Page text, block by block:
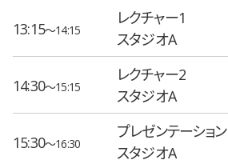
13:15〜14:15
レクチャー1
スタジオA
14:30〜15:15
レクチャー2
スタジオA
15:30〜16:30
プレゼンテーション
スタジオA